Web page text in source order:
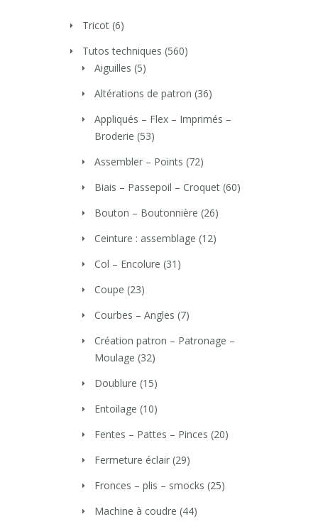
Tricot (6)
Tutos techniques (560)
Aiguilles (5)
Altérations de patron (36)
Appliqués – Flex – Imprimés –
Broderie (53)
Assembler – Points (72)
Biais – Passepoil – Croquet (60)
Bouton – Boutonnière (26)
Ceinture : assemblage (12)
Col – Encolure (31)
Coupe (23)
Courbes – Angles (7)
Création patron – Patronage –
Moulage (32)
Doublure (15)
Entoilage (10)
Fentes – Pattes – Pinces (20)
Fermeture éclair (29)
Fronces – plis – smocks (25)
Machine à coudre (44)